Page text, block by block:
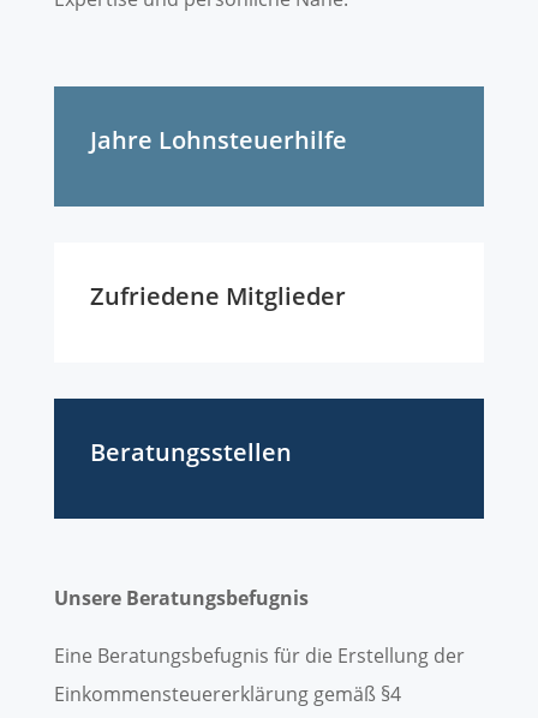
Jahre Lohnsteuerhilfe
Zufriedene Mitglieder
Beratungsstellen
Unsere Beratungsbefugnis
Eine Beratungsbefugnis für die Erstellung der
Einkommensteuererklärung gemäß §4